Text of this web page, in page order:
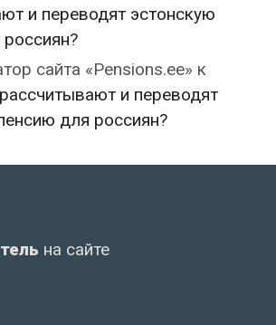
и переводят эстонскую
сайта «Pensions.ee» к
и переводят
для россиян?
на сайте